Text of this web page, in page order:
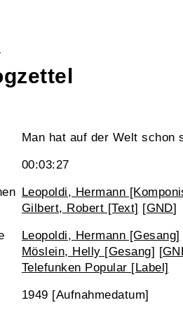
Man hat auf der Welt schon
00:03:27
Leopoldi, Hermann
Gilbert, Robert [Text] [GND]
Leopoldi, Hermann [Gesang]
Möslein, Helly [Gesang] [
Telefunken Popular [Label]
1949 [Aufnahmedatum]